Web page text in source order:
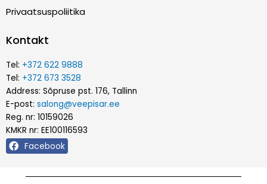
Privaatsuspoliitika
Kontakt
Tel: +372 622 9888
Tel: +372 673 3528
Address: Sõpruse pst. 176, Tallinn
E-post: salong@veepisar.ee
Reg. nr: 10159026
KMKR nr: EE100116593
Facebook